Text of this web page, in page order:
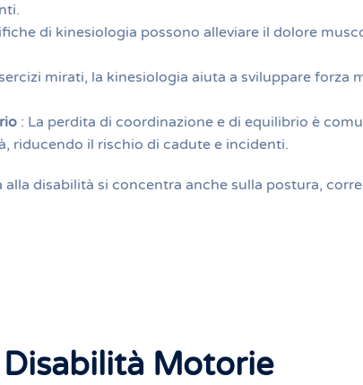
di kinesiologia possono alleviare il dolore
mirati, la kinesiologia aiuta a sviluppare
: La perdita di coordinazione e di equilibrio è
riducendo il rischio di cadute e incidenti.
alla disabilità si concentra anche sulla postura,
Motorie